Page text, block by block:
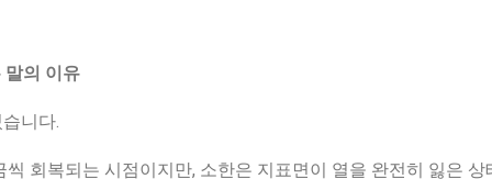
말의 이유
니다.
회복되는 시점이지만, 소한은 지표면이 열을 완전히 잃은